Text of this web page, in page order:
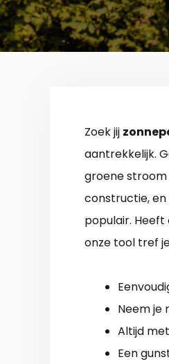
Zoek jij
aantrekkelijk.
groene stroom
constructie,
populair. Heeft
onze tool tref
Neem je
Altijd
Een